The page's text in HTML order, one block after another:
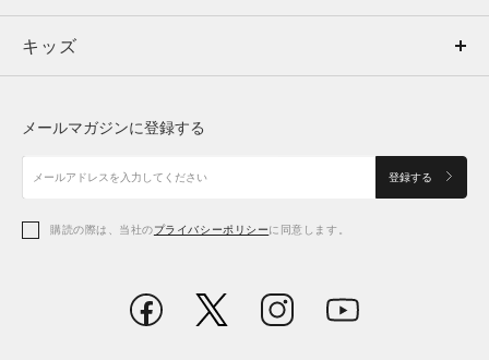
キッズ
アクセサリー
ボトムス
アクセサリー
トップス
シューズ
アクセサリー
キッズ
シューズ
メールマガジンに登録する
登録する
購読の際は、当社のプライバシーポリシーに同意します。